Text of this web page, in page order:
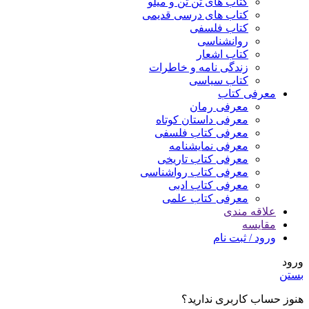
کتاب های درسی قدیمی
کتاب فلسفی
روانشناسی
کتاب اشعار
زندگی نامه و خاطرات
کتاب سیاسی
معرفی کتاب
معرفی رمان
معرفی داستان کوتاه
معرفی کتاب فلسفی
معرفی نمایشنامه
معرفی کتاب تاریخی
معرفی کتاب رواشناسی
معرفی کتاب ادبی
معرفی کتاب علمی
علاقه مندی
مقایسه
ورود / ثبت نام
ورود
بستن
هنوز حساب کاربری ندارید؟